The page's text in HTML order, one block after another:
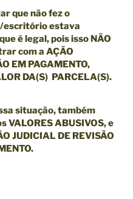
que não fez o
escritório estava
é legal, pois isso NÃO
com a AÇÃO
EM PAGAMENTO,
DA(S) PARCELA(S).
situação, também
VALORES ABUSIVOS, e
JUDICIAL DE REVISÃO